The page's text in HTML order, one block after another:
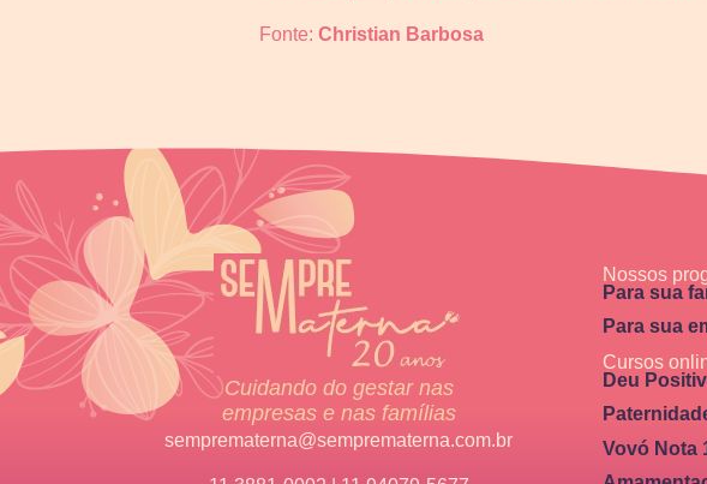
Fonte: Christian Barbosa
Cuidando do gestar nas
empresas e nas famílias
semprematerna@semprematerna.com.br
Nossos
Para sua
Para sua
Cursos
Deu
Vovó Nota